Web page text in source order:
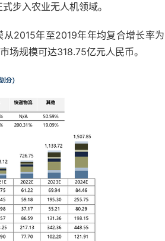
步入农业无人机领域。
2015年至2019年年均复合增长率为
规模可达318.75亿元人民币。